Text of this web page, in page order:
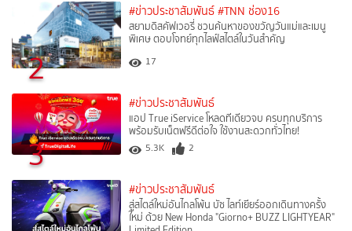
2
#ข่าวประชาสัมพันธ์ #TNN ช่อง16
สยามดิสคัฟเวอรี่ ชวนค้นหาของขวัญวันแม่และเมนู
พิเศษ ตอบโจทย์ทุกไลฟ์สไตล์ในวันสำคัญ
17
3
#ข่าวประชาสัมพันธ์
แอป True iService โหลดทีเดียวจบ ครบทุกบริการ
พร้อมรับเน็ตฟรีดีต่อใจ ใช้งานสะดวกทั่วไทย!
5.3K 2
#ข่าวประชาสัมพันธ์
สู่สไตล์ใหม่อันไกลโพ้น บัซ ไลท์เยียร์ออกเดินทางครั้ง
ใหม่ ด้วย New Honda "Giorno+ BUZZ LIGHTYEAR"